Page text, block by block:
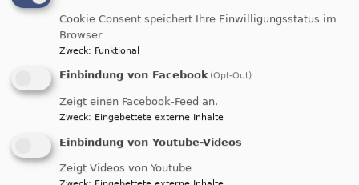
In unserer Stadtkirche finden regelmäßig
Gottesdienste/Andachten statt:
Ökumenische
Andacht
Samstag, 10 Uhr
Hauptgottesdienst Sonntag, 10 Uhr
Cookie Consent speichert Ihre Einwilligungsstatus im
Browser
Zweck: Funktional
Einbindung von Facebook (Opt-Out)
Zeigt einen Facebook-Feed an.
Zweck: Eingebettete externe Inhalte
Einbindung von Youtube-Videos
Zeigt Videos von Youtube